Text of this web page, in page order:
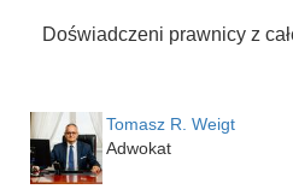
Doświadczeni prawnicy z
Tomasz R. Weigt
Adwokat